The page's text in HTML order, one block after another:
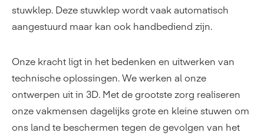
stuwklep. Deze stuwklep wordt vaak automatisch
aangestuurd maar kan ook handbediend zijn.
Onze kracht ligt in het bedenken en uitwerken van
technische oplossingen. We werken al onze
ontwerpen uit in 3D. Met de grootste zorg realiseren
onze vakmensen dagelijks grote en kleine stuwen om
ons land te beschermen tegen de gevolgen van het